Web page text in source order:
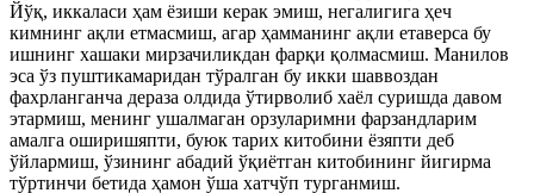
Йўқ, иккаласи ҳам ёзиши керак эмиш, негалигига ҳеч
кимнинг ақли етмасмиш, агар ҳамманинг ақли етаверса бу
ишнинг хашаки мирзачиликдан фарқи қолмасмиш. Манилов
эса ўз пуштикамаридан тўралган бу икки шаввоздан
фахрланганча дераза олдида ўтирволиб хаёл суришда давом
этармиш, менинг ушалмаган орзуларимни фарзандларим
амалга оширишяпти, буюк тарих китобини ёзяпти деб
ўйлармиш, ўзининг абадий ўқиётган китобининг йигирма
тўртинчи бетида ҳамон ўша хатчўп турганмиш.